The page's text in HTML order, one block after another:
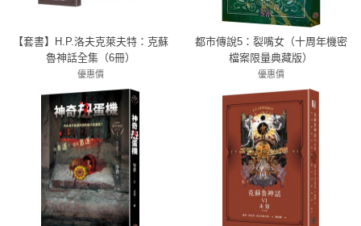
【套書】H.P.洛夫克萊夫特：克蘇
魯神話全集（6冊）
優惠價
7折 2307元
都市傳說5：裂嘴女（十周年機密
檔案限量典藏版）
優惠價
79折 277元